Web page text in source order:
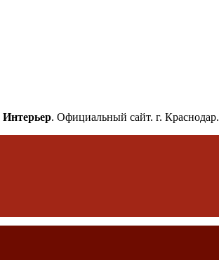
Интерьер. Официальный сайт. г. Краснодар.